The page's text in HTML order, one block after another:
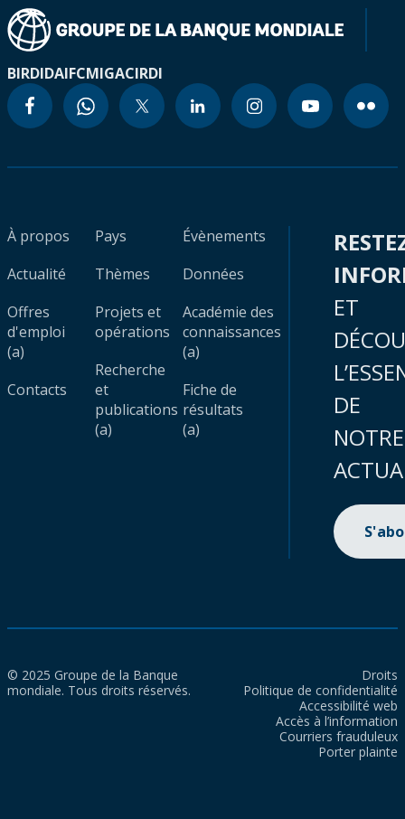
BIRDIDAIFCMIGACIRDI
À propos
Actualité
Offres
d'emploi
(a)
Contacts
Pays
Thèmes
Projets et
opérations
Recherche
et
publications
(a)
Évènements
Données
Académie des
connaissances
(a)
Fiche de
résultats
(a)
ET
DE
NOTRE
© 2025 Groupe de la Banque
mondiale. Tous droits réservés.
Droits
Politique de confidentialité
Accessibilité web
Accès à l’information
Courriers frauduleux
Porter plainte